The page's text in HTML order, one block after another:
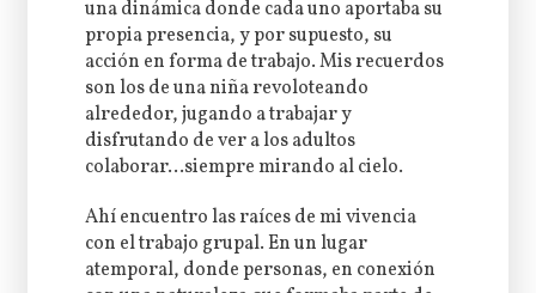
una dinámica donde cada uno aportaba su
propia presencia, y por supuesto, su
acción en forma de trabajo. Mis recuerdos
son los de una niña revoloteando
alrededor, jugando a trabajar y
disfrutando de ver a los adultos
colaborar…siempre mirando al cielo.
Ahí encuentro las raíces de mi vivencia
con el trabajo grupal. En un lugar
atemporal, donde personas, en conexión